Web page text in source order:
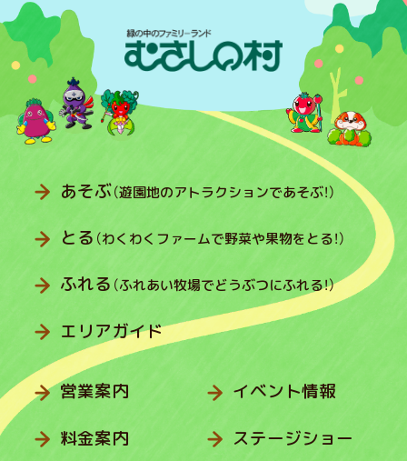
あそぶ（遊園地のアトラクションであそぶ！）
とる （わくわくファームで野菜や果物をとる！）
ふれる （ふれあい牧場でどうぶつにふれる！）
エリアガイド
営業案内
料金案内
イベント情報
ステージショー